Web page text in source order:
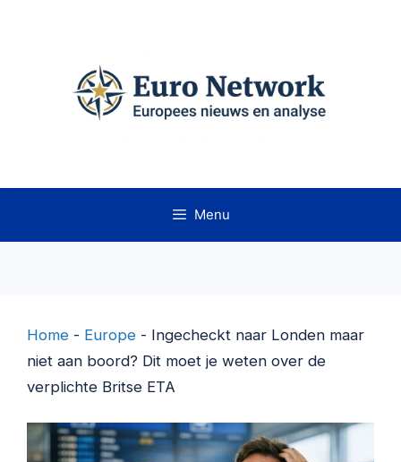
Menu
Home - Europe - Ingecheckt naar Londen maar
niet aan boord? Dit moet je weten over de
verplichte Britse ETA